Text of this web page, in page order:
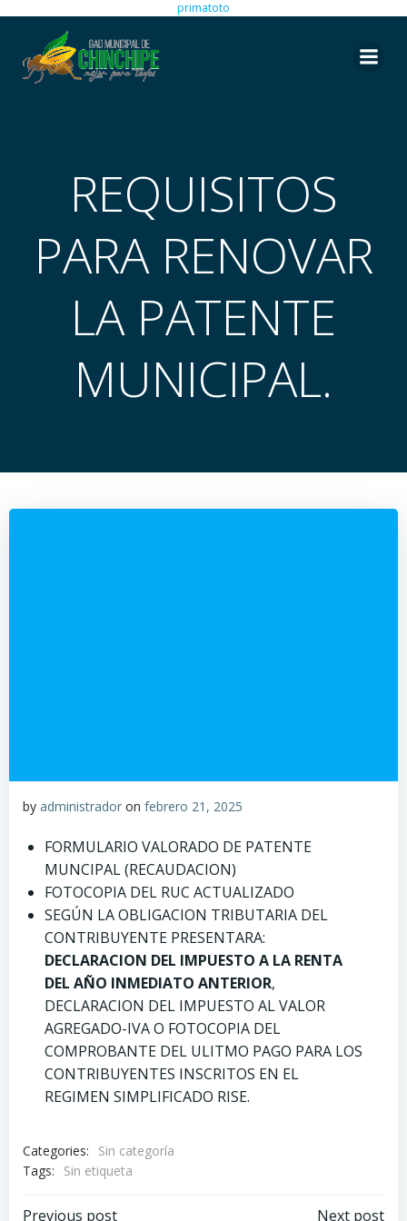
primatoto
REQUISITOS
PARA RENOVAR
LA PATENTE
MUNICIPAL.
by administrador on febrero 21, 2025
FORMULARIO VALORADO DE PATENTE
MUNCIPAL (RECAUDACION)
FOTOCOPIA DEL RUC ACTUALIZADO
SEGÚN LA OBLIGACION TRIBUTARIA DEL
CONTRIBUYENTE PRESENTARA:
DECLARACION DEL IMPUESTO A LA RENTA
DEL AÑO INMEDIATO ANTERIOR,
DECLARACION DEL IMPUESTO AL VALOR
AGREGADO-IVA O FOTOCOPIA DEL
COMPROBANTE DEL ULITMO PAGO PARA LOS
CONTRIBUYENTES INSCRITOS EN EL
REGIMEN SIMPLIFICADO RISE.
Categories:
Sin categoría
Tags:
Sin etiqueta
Previous post Next post